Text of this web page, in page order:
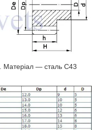
. Матеріал ― сталь С43